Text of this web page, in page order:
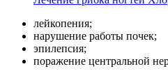
лейкопения;
нарушение работы почек;
эпилепсия;
поражение центральной